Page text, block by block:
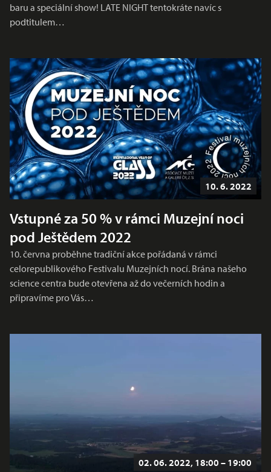
baru a speciální show! LATE NIGHT tentokráte navíc s
podtitulem…
10. 6. 2022
Vstupné za 50 % v rámci Muzejní noci
pod Ještědem 2022
10. června proběhne tradiční akce pořádaná v rámci
celorepublikového Festivalu Muzejních nocí. Brána našeho
science centra bude otevřena až do večerních hodin a
připravíme pro Vás…
02. 06. 2022, 18:00 – 19:00